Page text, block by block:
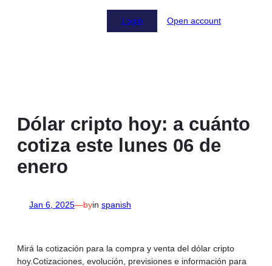
Login Open account
Dólar cripto hoy: a cuánto
cotiza este lunes 06 de
enero
Jan 6, 2025—byin spanish
Mirá la cotización para la compra y venta del dólar cripto
hoy.Cotizaciones, evolución, previsiones e información para